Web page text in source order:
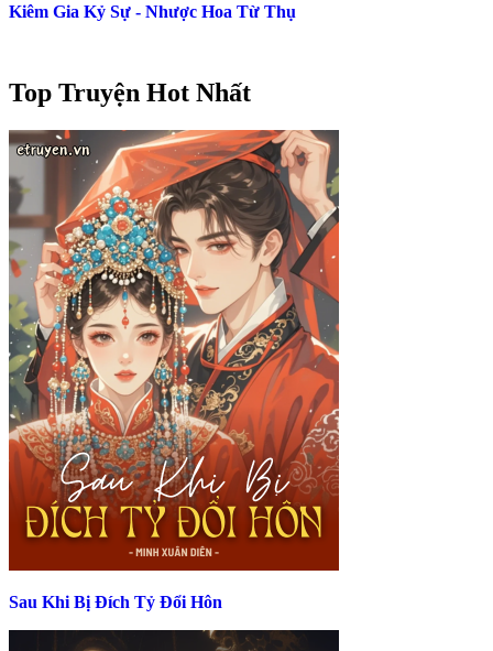
Kiêm Gia Kỷ Sự - Nhược Hoa Từ Thụ
Top Truyện Hot Nhất
Sau Khi Bị Đích Tỷ Đổi Hôn